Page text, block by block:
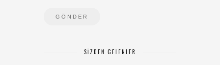
SIZDEN GELENLER